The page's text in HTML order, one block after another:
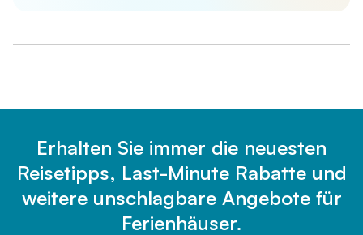
Erhalten Sie immer die neuesten
Reisetipps, Last-Minute Rabatte und
weitere unschlagbare Angebote für
Ferienhäuser.